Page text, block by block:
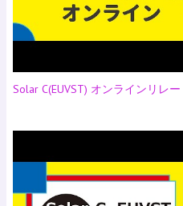
Solar C(EUVST) オンラインリレ